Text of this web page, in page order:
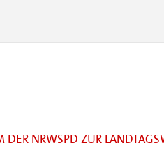
DER NRWSPD ZUR